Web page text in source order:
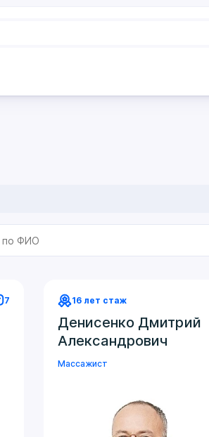
7 16 лет стаж
Денисенко Дмитрий
Александрович
Массажист